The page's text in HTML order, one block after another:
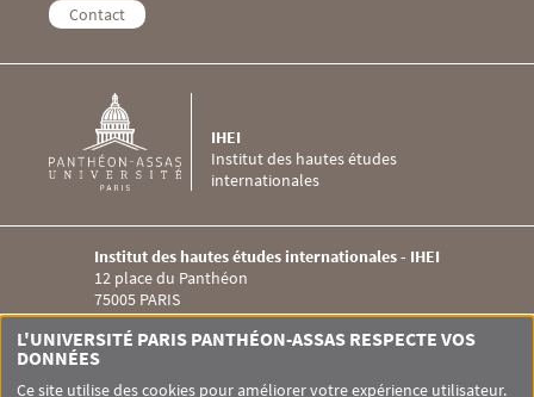
Contact
Institut des hautes études
internationales
IHEI
Institut des hautes études internationales - IHEI
12 place du Panthéon
75005 PARIS
Menu RS IHEI
L'UNIVERSITÉ PARIS PANTHÉON-ASSAS RESPECTE VOS
DONNÉES
Ce site utilise des cookies pour améliorer votre expérience utilisateur.